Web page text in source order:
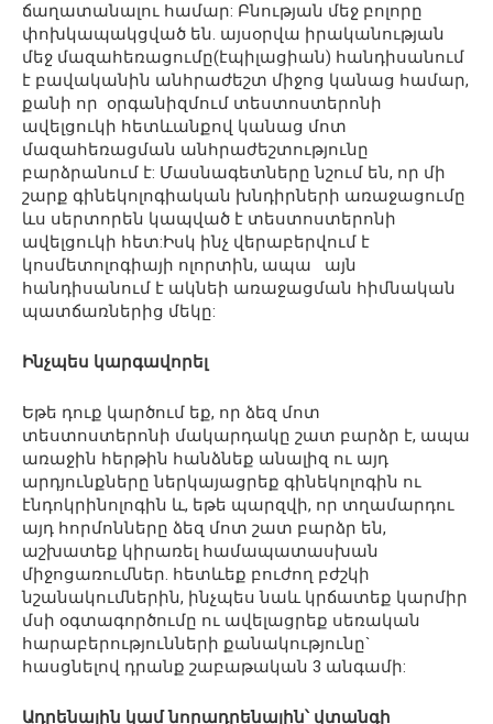
ճաղատանալու համար: Բնության մեջ բոլորը
փոխկապակցված են. այսօրվա իրականության
մեջ մազահեռացումը(էպիլացիան) հանդիսանում
է բավականին անհրաժեշտ միջոց կանաց համար,
քանի որ օրգանիզմում տեստոստերոնի
ավելցուկի հետևանքով կանաց մոտ
մազահեռացման անհրաժեշտությունը
բարձրանում է: Մասնագետները նշում են, որ մի
շարք գինեկոլոգիական խնդիրների առաջացումը
ևս սերտորեն կապված է տեստոստերոնի
ավելցուկի հետ:Իսկ ինչ վերաբերվում է
կոսմետոլոգիայի ոլորտին, ապա այն
հանդիսանում է ակնեի առաջացման հիմնական
պատճառներից մեկը:
Ինչպես կարգավորել
Եթե դուք կարծում եք, որ ձեզ մոտ
տեստոստերոնի մակարդակը շատ բարձր է, ապա
առաջին հերթին հանձնեք անալիզ ու այդ
արդյունքները ներկայացրեք գինեկոլոգին ու
էնդոկրինոլոգին և, եթե պարզվի, որ տղամարդու
այդ հորմոնները ձեզ մոտ շատ բարձր են,
աշխատեք կիրառել համապատասխան
միջոցառումներ. հետևեք բուժող բժշկի
նշանակումներին, ինչպես նաև կրճատեք կարմիր
մսի օգտագործումը ու ավելացրեք սեռական
հարաբերությունների քանակությունը`
հասցնելով դրանք շաբաթական 3 անգամի:
Ադրենալին կամ նորադրենալին՝ վտանգի